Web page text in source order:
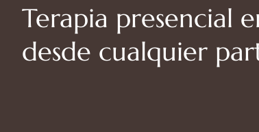
Terapia presencial
desde cualquier